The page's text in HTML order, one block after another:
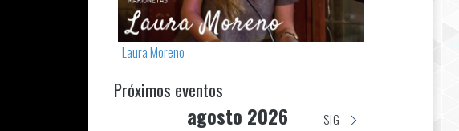
Laura Moreno
Próximos eventos
agosto 2026 SIG